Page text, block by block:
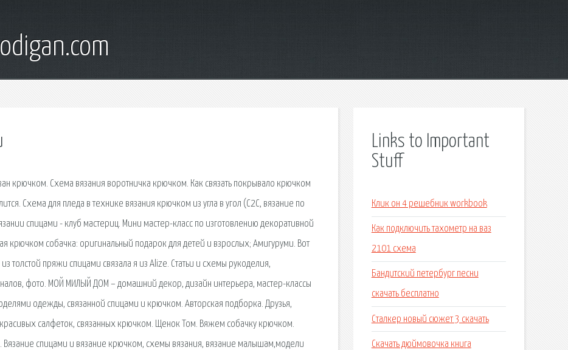
крючком. Схема вязания воротничка крючком. Как связать покрывало крючком
Схема для пледа в технике вязания крючком из угла в угол (С2С, вязание по
спицами - клуб мастериц. Мини мастер-класс по изготовлению декоративной
крючком собачка: оригинальный подарок для детей и взрослых; Амигуруми. Вот
толстой пряжи спицами связала я из Alize. Статьи и схемы рукоделия,
фото. МОЙ МИЛЫЙ ДОМ – домашний декор, дизайн интерьера, мастер-классы
одежды, связанной спицами и крючком. Авторская подборка. Друзья,
салфеток, связанных крючком. Щенок Том. Вяжем собачку крючком.
Вязание спицами и вязание крючком, схемы вязания, вязание малышам,модели
Links to Important
Stuff
Клик он 4 решебник workbook
Как подключить тахометр на ваз
2101 схема
Бандитский петербург песни
скачать бесплатно
Сталкер новый сюжет 3 скачать
Скачать дюймовочка книга